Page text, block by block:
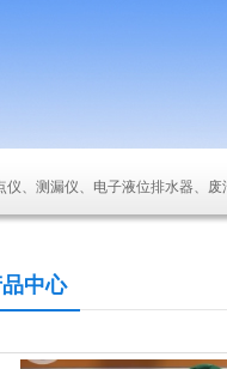
仪、测漏仪、电子液位排水器、
中心